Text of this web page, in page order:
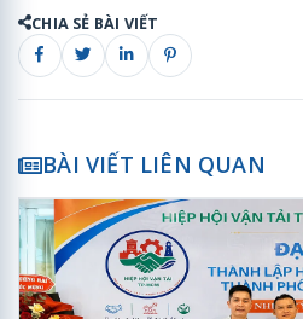
CHIA SẺ BÀI VIẾT
BÀI VIẾT LIÊN QUAN